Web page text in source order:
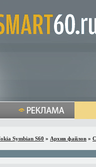
Symbian S60 » Архив файлов »